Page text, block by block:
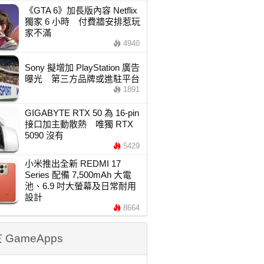
《GTA 6》加長版內容 Netflix
獨家 6 小時 付費牆安排惹玩
家不滿
4940
Sony 擬增加 PlayStation 廣告
曝光 第三方品牌或進駐平台
1891
GIGABYTE RTX 50 為 16-pin
接口加主動散熱 唯獨 RTX
5090 沒有
5429
小米推出全新 REDMI 17
Series 配備 7,500mAh 大電
池、6.9 吋大螢幕及日常耐用
設計
8664
GameApps